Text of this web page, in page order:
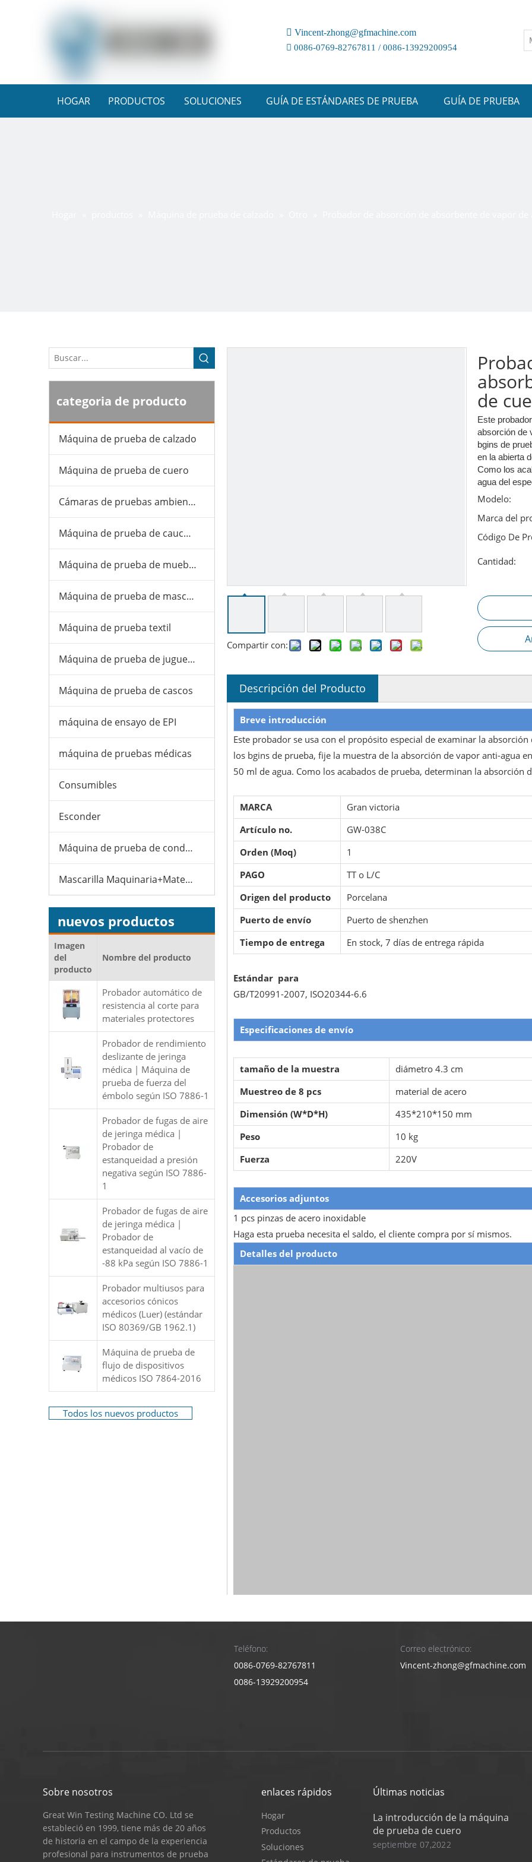
 Vincent-zhong@gfmachine.com
 0086-0769-82767811 / 0086-13929200954
HOGAR PRODUCTOS SOLUCIONES GUÍA DE ESTÁNDARES DE PRUEBA GUÍA DE PRUEBA
categoria de producto
Máquina de prueba de calzado
Máquina de prueba de cuero
Cámaras de pruebas ambientales
Máquina de prueba de caucho y plástico
Máquina de prueba de muebles
Máquina de prueba de mascarillas
Máquina de prueba textil
Máquina de prueba de juguetes
Máquina de prueba de cascos
máquina de ensayo de EPI
máquina de pruebas médicas
Consumibles
Esconder
Máquina de prueba de condones
Mascarilla Maquinaria+Material
nuevos productos
Imagen
del
producto
Nombre del producto
Probador automático de
resistencia al corte para
materiales protectores
Probador de rendimiento
deslizante de jeringa
médica | Máquina de
prueba de fuerza del
émbolo según ISO 7886-1
Probador de fugas de aire
de jeringa médica |
Probador de
estanqueidad a presión
negativa según ISO 7886-
1
Probador de fugas de aire
de jeringa médica |
Probador de
estanqueidad al vacío de
-88 kPa según ISO 7886-1
Probador multiusos para
accesorios cónicos
médicos (Luer) (estándar
ISO 80369/GB 1962.1)
Máquina de prueba de
flujo de dispositivos
médicos ISO 7864-2016
Todos los nuevos productos
Compartir con:
de
Este
absorción de
bgins de
en la abierta
Como los
agua del
Modelo:
Marca del
Código De
Cantidad:
Descripción del Producto
Breve introducción
Este probador se usa con el propósito especial de examinar la
los bgins de prueba, fije la muestra de la absorción de vapor anti-agua
50 ml de agua. Como los acabados de prueba, determinan la absorción
MARCA
Gran victoria
Artículo no.
GW-038C
Orden (Moq)
1
PAGO
TT o L/C
Origen del producto
Porcelana
Puerto de envío
Puerto de shenzhen
Tiempo de entrega
En stock, 7 días de entrega rápida
Estándar para
GB/T20991-2007, ISO20344-6.6
Especificaciones de envío
tamaño de la muestra
diámetro 4.3 cm
Muestreo de 8 pcs
material de acero
Dimensión (W*D*H)
435*210*150 mm
Peso
10 kg
Fuerza
220V
Accesorios adjuntos
1 pcs pinzas de acero inoxidable
Haga esta prueba necesita el saldo, el cliente compra por sí mismos.
Detalles del producto
Teléfono:
0086-0769-82767811
0086-13929200954
Correo electrónico:
Vincent-zhong@gfmachine.com
Sobre nosotros
Great Win Testing Machine CO. Ltd se
estableció en 1999, tiene más de 20 años
de historia en el campo de la experiencia
profesional para instrumentos de prueba
enlaces rápidos
Hogar
Productos
Soluciones
Últimas noticias
La introducción de la máquina
de prueba de cuero
septiembre 07,2022